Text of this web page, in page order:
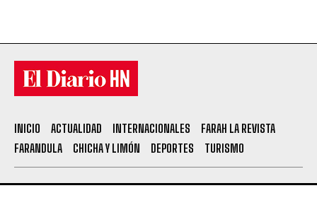
INICIO ACTUALIDAD INTERNACIONALES
FARAH LA REVISTA
FARANDULA
CHICHA Y LIMÓN DEPORTES TURISMO